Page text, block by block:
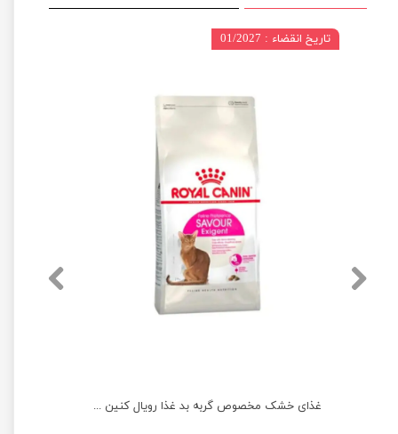
غذای خشک مخصوص گربه بد غذا رویال کنین وزن 10 کیلوگرم
تاریخ انقضاء : 01/2027